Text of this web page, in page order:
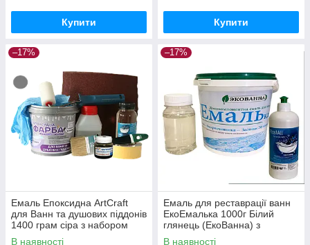
Купити Купити
–17%
Емаль Епоксидна ArtCraft
для Ванн та душових піддонів
1400 грам сіра з набором
для реставрації ванн
В наявності
–17%
Емаль для реставрації ванн
ЕкоЕмалька 1000г Білий
глянець (ЕкоВанна) з
миючим засобом Plastall
В наявності